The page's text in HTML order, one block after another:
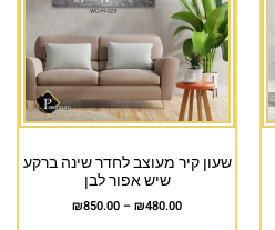
שעון קיר מעוצב לחדר שינה ברקע
שיש אפור לבן
₪480.00
–
₪850.00